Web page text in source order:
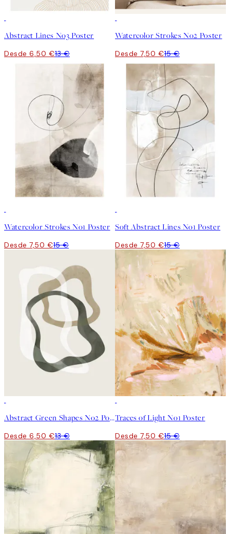
Abstract Lines No3 Poster
Desde 6,50 €13 €
Watercolor Strokes No2 Poster
Desde 7,50 €15 €
Watercolor Strokes No1 Poster
Desde 7,50 €15 €
Soft Abstract Lines No1 Poster
Desde 7,50 €15 €
Abstract Green Shapes No2 Poster
Desde 6,50 €13 €
Traces of Light No1 Poster
Desde 7,50 €15 €